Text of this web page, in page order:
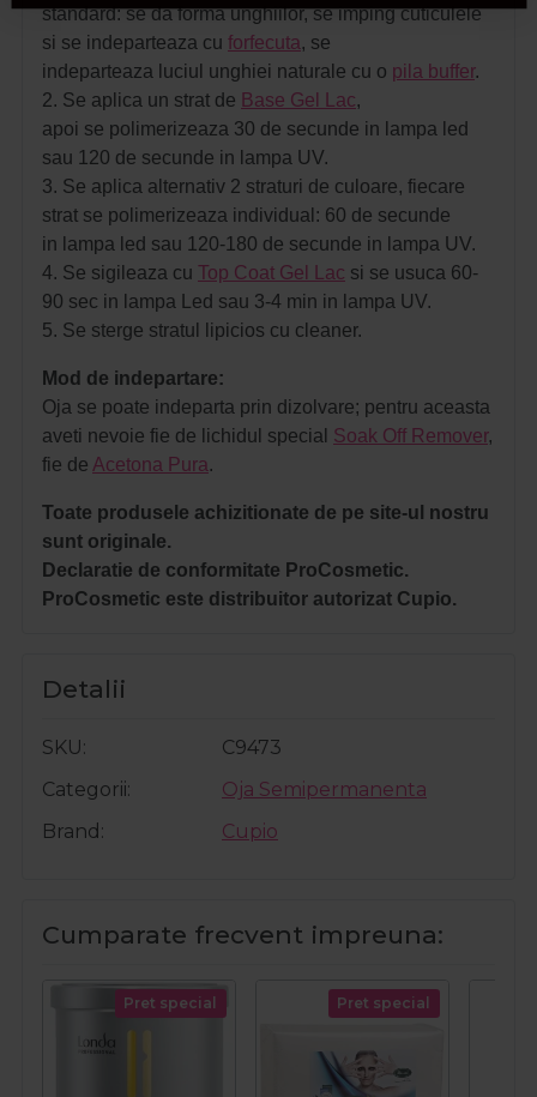
standard: se da forma unghiilor, se imping cuticulele
si se indeparteaza cu forfecuta, se
indeparteaza luciul unghiei naturale cu o pila buffer.
2. Se aplica un strat de Base Gel Lac,
apoi se polimerizeaza 30 de secunde in lampa led
sau 120 de secunde in lampa UV.
3. Se aplica alternativ 2 straturi de culoare, fiecare
strat se polimerizeaza individual: 60 de secunde
in lampa led sau 120-180 de secunde in lampa UV.
4. Se sigileaza cu Top Coat Gel Lac si se usuca 60-
90 sec in lampa Led sau 3-4 min in lampa UV.
5. Se sterge stratul lipicios cu cleaner.
Mod de indepartare:
Oja se poate indeparta prin dizolvare; pentru aceasta
aveti nevoie fie de lichidul special Soak Off Remover,
fie de Acetona Pura.
Toate produsele achizitionate de pe site-ul nostru
sunt originale.
Declaratie de conformitate ProCosmetic.
ProCosmetic este distribuitor autorizat Cupio.
Detalii
SKU
C9473
Categorii
Oja Semipermanenta
Brand
Cupio
Cumparate frecvent impreuna:
Pret special Pret special